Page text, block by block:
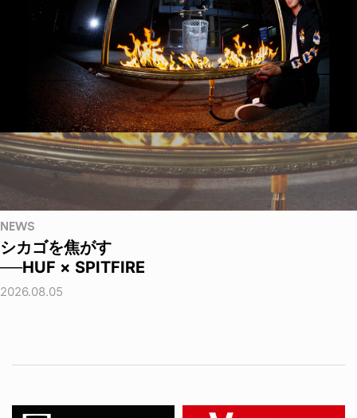
NEWS
シカゴを焦がす
──HUF × SPITFIRE
2026.08.05